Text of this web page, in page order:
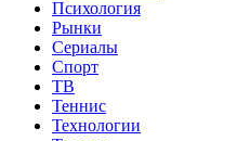
Психология
Рынки
Сериалы
Спорт
ТВ
Теннис
Технологии